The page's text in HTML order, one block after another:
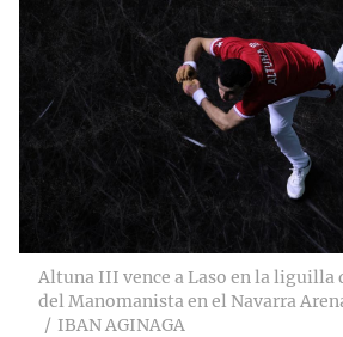
Altuna III vence a Laso en la liguilla
del Manomanista en el Navarra
IBAN AGINAGA